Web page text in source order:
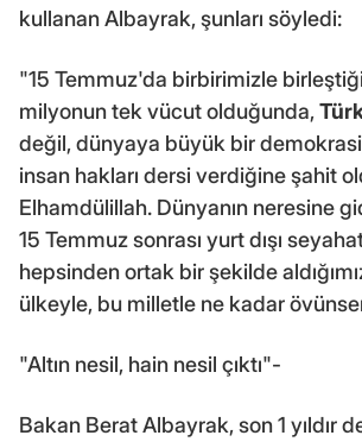
kullanan Albayrak, şunları söyledi:
"15 Temmuz'da birbirimizle
milyonun tek vücut olduğunda,
değil, dünyaya büyük bir
insan hakları dersi verdiğine şahit
Elhamdülillah. Dünyanın neresine
15 Temmuz sonrası yurt dışı
hepsinden ortak bir şekilde
ülkeyle, bu milletle ne kadar
"Altın nesil, hain nesil çıktı"-
Bakan Berat Albayrak, son 1 yıldır